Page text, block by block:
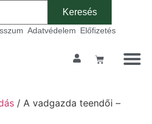
Adatvédelem Előfizetés
/ A vadgazda teendői –